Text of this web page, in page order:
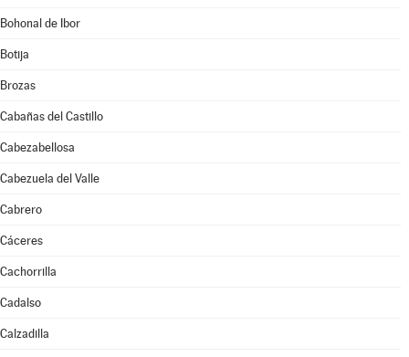
Bohonal de Ibor
Botija
Brozas
Cabañas del Castillo
Cabezabellosa
Cabezuela del Valle
Cabrero
Cáceres
Cachorrilla
Cadalso
Calzadilla